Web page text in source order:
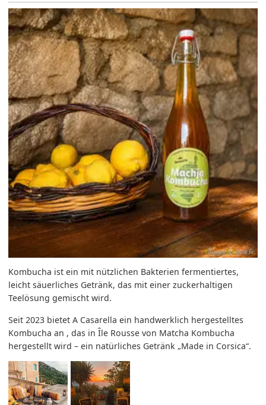
Kombucha ist ein mit nützlichen Bakterien fermentiertes,
leicht säuerliches Getränk, das mit einer zuckerhaltigen
Teelösung gemischt wird.
Seit 2023 bietet A Casarella ein handwerklich hergestelltes
Kombucha an , das in Île Rousse von Matcha Kombucha
hergestellt wird – ein natürliches Getränk „Made in Corsica“.